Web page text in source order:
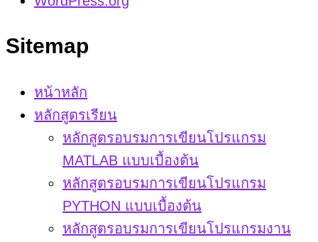
Sitemap
หน้าหลัก
หลักสูตรเรียน
หลักสูตรอบรมการเขียนโปรแกรม
MATLAB แบบเบื้องต้น
หลักสูตรอบรมการเขียนโปรแกรม
PYTHON แบบเบื้องต้น
หลักสูตรอบรมการเขียนโปรแกรมงาน